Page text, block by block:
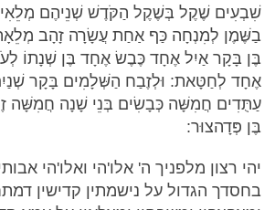
שִׁבְעִים שֶׁקֶל בְּשֶׁקֶל הַקֹּדֶשׁ שְׁנֵיהֶם
בַשֶּׁמֶן לְמִנְחָה כַּף אַחַת עֲשָׂרָה זָהָב
בֶּן בָּקָר אַיִל אֶחָד כֶּבֶשׂ אֶחָד בֶּן שְׁנָתוֹ
אֶחָד לְחַטָּאת: וּלְזֶבַח הַשְּׁלָמִים בָּקָר
עַתֻּדִים חֲמִשָּׁה כְּבָשִׂים בְּנֵי שָׁנָה חֲמִשָּׁה
בֶּן פְּדָהצוּר:
יהי רצון מלפניך ה' אלו'הי ואלו'הי
בחסדך הגדול על נישמתין קדישין